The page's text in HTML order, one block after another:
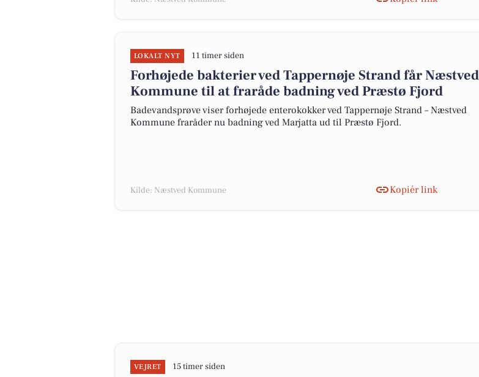
LOKALT NYT 11 timer siden
Forhøjede bakterier ved Tappernøje Strand får Næstved
Kommune til at fraråde badning ved Præstø Fjord
Badevandsprøve viser forhøjede enterokokker ved Tappernøje Strand – Næstved
Kommune fraråder nu badning ved Marjatta ud til Præstø Fjord.
Kilde: Næstved Kommune Kopiér link
VEJRET 15 timer siden